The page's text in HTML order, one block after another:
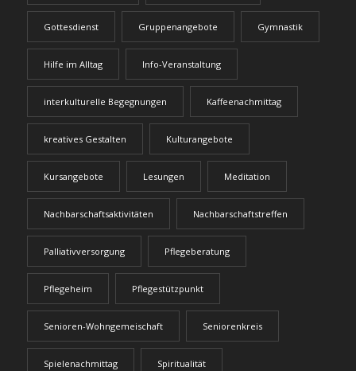
Gottesdienst Gruppenangebote Gymnastik
Hilfe im Alltag Info-Veranstaltung
interkulturelle Begegnungen Kaffeenachmittag
kreatives Gestalten Kulturangebote
Kursangebote Lesungen Meditation
Nachbarschaftsaktivitäten Nachbarschaftstreffen
Palliativversorgung Pflegeberatung
Pflegeheim Pflegestützpunkt
Senioren-Wohngemeischaft Seniorenkreis
Spielenachmittag Spiritualität